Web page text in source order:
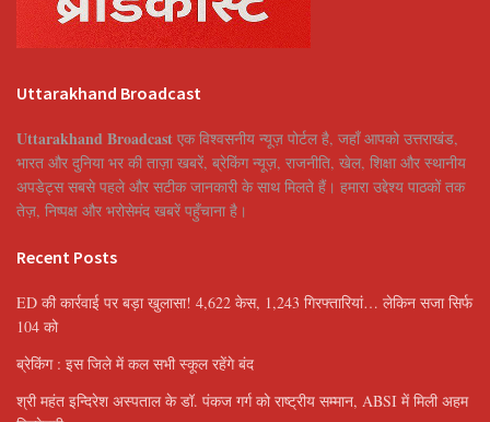
Uttarakhand Broadcast
Uttarakhand Broadcast एक विश्वसनीय न्यूज़ पोर्टल है, जहाँ आपको उत्तराखंड,
भारत और दुनिया भर की ताज़ा खबरें, ब्रेकिंग न्यूज़, राजनीति, खेल, शिक्षा और स्थानीय
अपडेट्स सबसे पहले और सटीक जानकारी के साथ मिलते हैं। हमारा उद्देश्य पाठकों तक
तेज़, निष्पक्ष और भरोसेमंद खबरें पहुँचाना है।
Recent Posts
ED की कार्रवाई पर बड़ा खुलासा! 4,622 केस, 1,243 गिरफ्तारियां… लेकिन सजा सिर्फ
104 को
ब्रेकिंग : इस जिले में कल सभी स्कूल रहेंगे बंद
श्री महंत इन्दिरेश अस्पताल के डॉ. पंकज गर्ग को राष्ट्रीय सम्मान, ABSI में मिली अहम